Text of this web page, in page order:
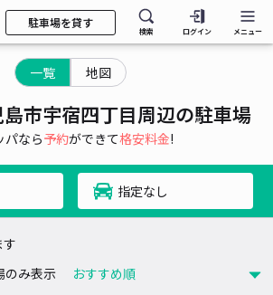
駐車場を貸す
検索 ログイン メニュー
一覧 地図
市宇宿四丁目周辺の駐車場
パなら予約ができて格安料金!
指定なし
のみ表示